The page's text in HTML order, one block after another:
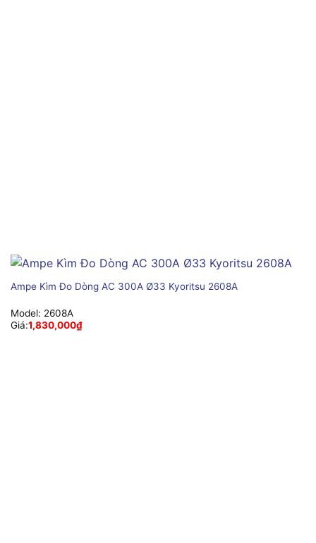
Ampe Kìm Đo Dòng AC 300A Ø33 Kyoritsu 2608A
Model: 2608A
Giá:1,830,000₫